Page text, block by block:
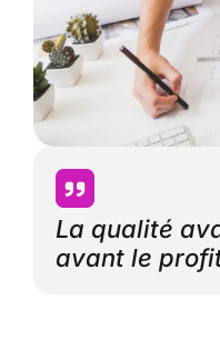
La qualité
avant le